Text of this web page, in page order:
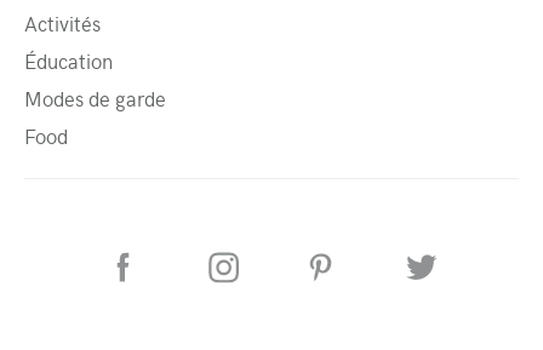
Activités
Éducation
Modes de garde
Food